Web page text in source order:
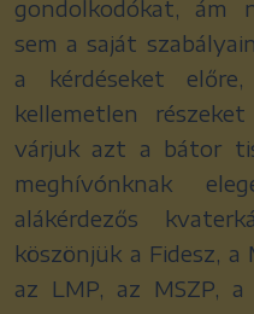
gondolkodókat, ám
sem a saját
a kérdéseket
kellemetlen
várjuk azt a bátor
meghívónknak
alákérdezős
köszönjük a Fidesz,
az LMP, az MSZP,